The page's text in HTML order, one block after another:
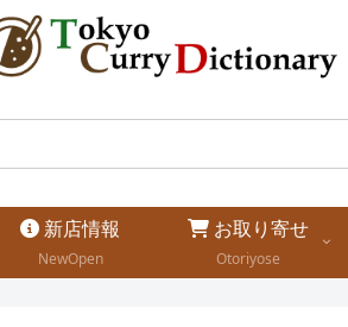
新店情報
NewOpen
お取り寄せ
Otoriyose